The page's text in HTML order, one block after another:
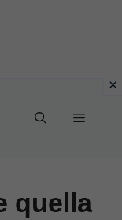
Menu
quella